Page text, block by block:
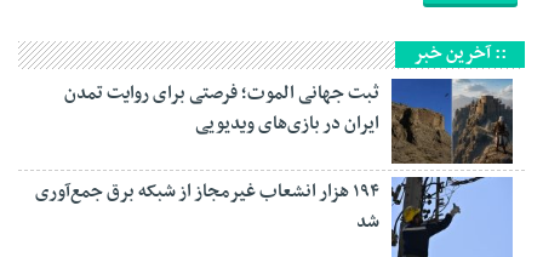
:: آخرین خبر
ثبت جهانی الموت؛ فرصتی برای روایت تمدن
ایران در بازی‌های ویدیویی
۱۹۴ هزار انشعاب غیرمجاز از شبکه برق جمع‌آوری
شد